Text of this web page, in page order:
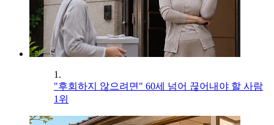
1.
"후회하지 않으려면" 60세 넘어 끊어내야 할 사람
1위